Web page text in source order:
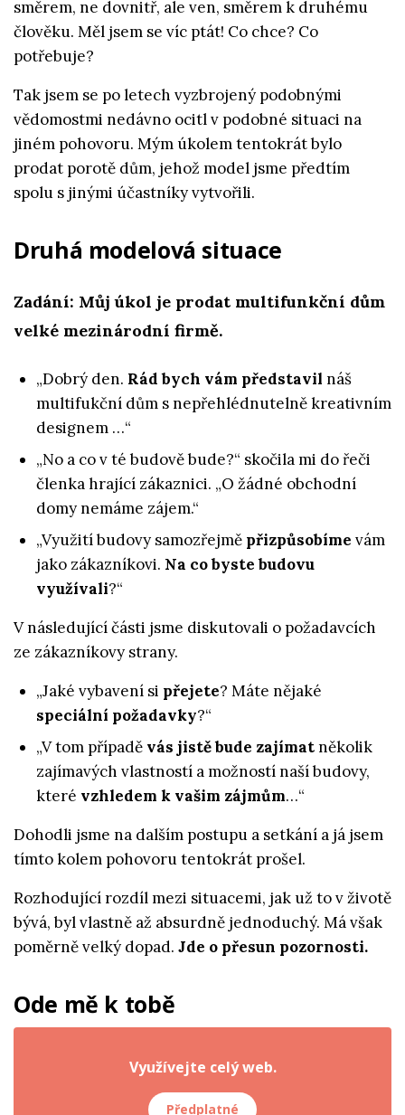
směrem, ne dovnitř, ale ven, směrem k druhému
člověku. Měl jsem se víc ptát! Co chce? Co
potřebuje?
Tak jsem se po letech vyzbrojený podobnými
vědomostmi nedávno ocitl v podobné situaci na
jiném pohovoru. Mým úkolem tentokrát bylo
prodat porotě dům, jehož model jsme předtím
spolu s jinými účastníky vytvořili.
Druhá modelová situace
Zadání: Můj úkol je prodat multifunkční dům
velké mezinárodní firmě.
„Dobrý den. Rád bych vám představil náš
multifukční dům s nepřehlédnutelně kreativním
designem …“
„No a co v té budově bude?“ skočila mi do řeči
členka hrající zákaznici. „O žádné obchodní
domy nemáme zájem.“
„Využití budovy samozřejmě přizpůsobíme vám
jako zákazníkovi. Na co byste budovu
využívali?“
V následující části jsme diskutovali o požadavcích
ze zákazníkovy strany.
„Jaké vybavení si přejete? Máte nějaké
speciální požadavky?“
„V tom případě vás jistě bude zajímatněkolik
zajímavých vlastností a možností naší budovy,
které vzhledem k vašim zájmům…“
Dohodli jsme na dalším postupu a setkání a já jsem
tímto kolem pohovoru tentokrát prošel.
Rozhodující rozdíl mezi situacemi, jak už to v životě
bývá, byl vlastně až absurdně jednoduchý. Má však
poměrně velký dopad. Jde o přesun pozornosti.
Ode mě k tobě
Využívejte celý web.
Předplatné